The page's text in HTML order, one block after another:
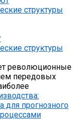
структуры
революционные
передовых